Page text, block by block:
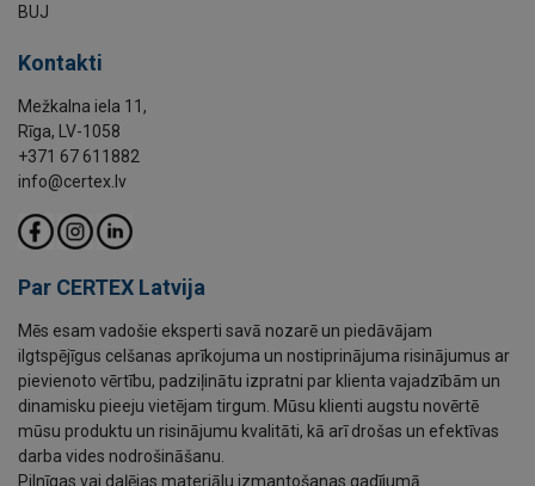
BUJ
Kontakti
Mežkalna iela 11,
Rīga, LV-1058
+371 67 611882
info@certex.lv
Par CERTEX Latvija
Mēs esam vadošie eksperti savā nozarē un piedāvājam
ilgtspējīgus celšanas aprīkojuma un nostiprinājuma risinājumus ar
pievienoto vērtību, padziļinātu izpratni par klienta vajadzībām un
dinamisku pieeju vietējam tirgum. Mūsu klienti augstu novērtē
mūsu produktu un risinājumu kvalitāti, kā arī drošas un efektīvas
darba vides nodrošināšanu.
Pilnīgas vai daļējas materiālu izmantošanas gadījumā